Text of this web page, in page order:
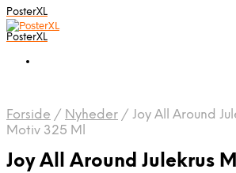
PosterXL
PosterXL
Forside / Nyheder / Joy All Around
Motiv 325 Ml
Joy All Around Julekrus